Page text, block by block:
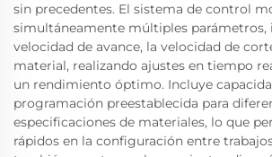
sin precedentes. El sistema de control
simultáneamente múltiples parámetros,
velocidad de avance, la velocidad de
material, realizando ajustes en tiempo
un rendimiento óptimo. Incluye
programación preestablecida para
especificaciones de materiales, lo que
rápidos en la configuración entre